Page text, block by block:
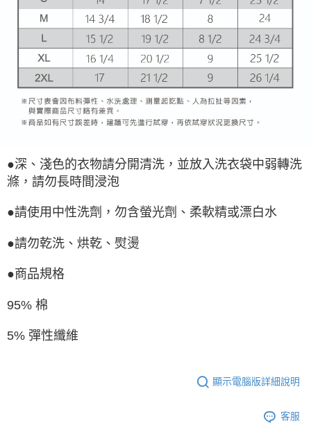
●深、淺色的衣物請分開清洗，並放入洗衣袋中弱轉洗
滌，請勿長時間浸泡
●請使用中性洗劑，勿含螢光劑、柔軟精或漂白水
●請勿乾洗、烘乾、熨燙
●商品規格
95% 棉
5% 彈性纖維
顯示電腦版詳細說明
客服